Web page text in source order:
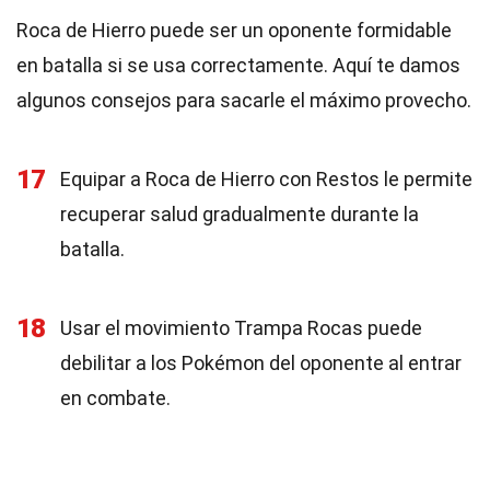
Roca de Hierro puede ser un oponente formidable
en batalla si se usa correctamente. Aquí te damos
algunos consejos para sacarle el máximo provecho.
17
Equipar a Roca de Hierro con Restos le permite
recuperar salud gradualmente durante la
batalla.
18
Usar el movimiento Trampa Rocas puede
debilitar a los Pokémon del oponente al entrar
en combate.